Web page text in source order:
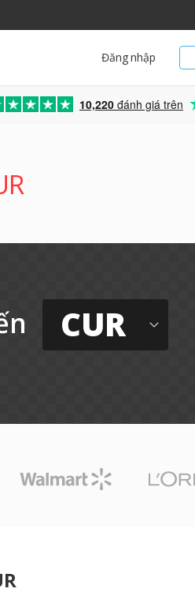
Đăng nhập
10,220 đánh giá trên
CUR